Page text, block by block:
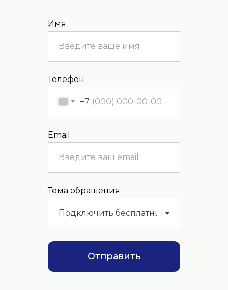
Имя
Телефон
+7
Email
Тема обращения
Отправить